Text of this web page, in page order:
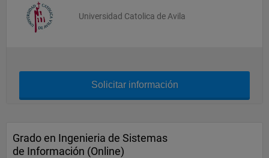
Universidad Catolica de Avila
Solicitar información
Grado en Ingenieria de Sistemas
de Información (Online)